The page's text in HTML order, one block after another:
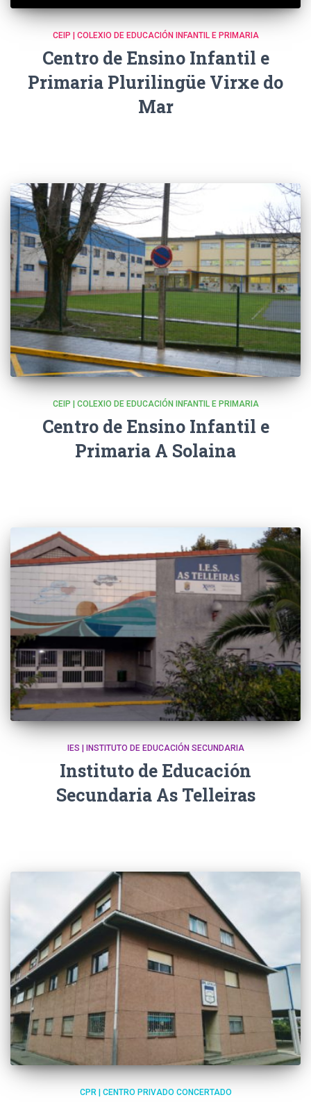
CEIP | COLEXIO DE EDUCACIÓN INFANTIL E PRIMARIA
Centro de Ensino Infantil e
Primaria Plurilingüe Virxe do
Mar
CEIP | COLEXIO DE EDUCACIÓN INFANTIL E PRIMARIA
Centro de Ensino Infantil e
Primaria A Solaina
IES | INSTITUTO DE EDUCACIÓN SECUNDARIA
Instituto de Educación
Secundaria As Telleiras
CPR | CENTRO PRIVADO CONCERTADO